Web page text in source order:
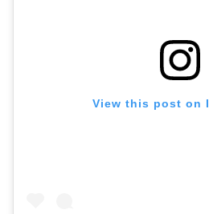
View this post on